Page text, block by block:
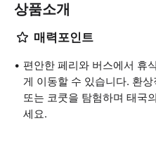
상품소개
매력포인트
편안한 페리와 버스에서 휴
게 이동할 수 있습니다. 환
또는 코쿳을 탐험하며 태국
세요.